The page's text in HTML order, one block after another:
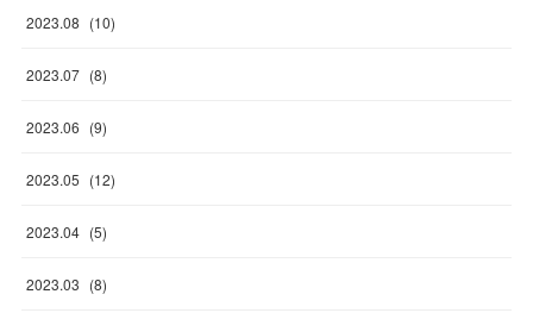
2023.08 (10)
2023.07 (8)
2023.06 (9)
2023.05 (12)
2023.04 (5)
2023.03 (8)